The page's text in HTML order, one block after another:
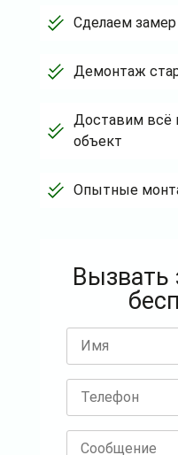
Сделаем
Демонтаж
Доставим всё
объект
Опытные